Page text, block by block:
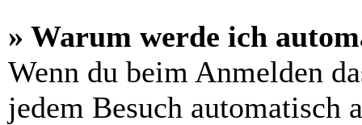
» Warum werde ich
Wenn du beim Anmelden
jedem Besuch automatisch